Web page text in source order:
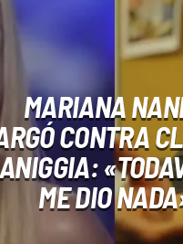
MARIANA
CONTRA
ME DIO